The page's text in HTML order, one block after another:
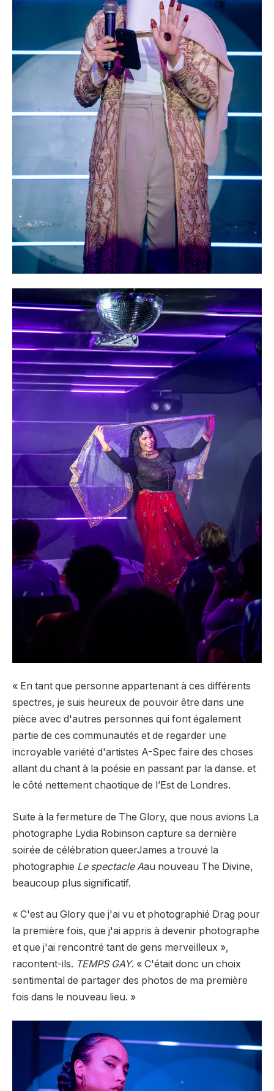
« En tant que personne appartenant à ces différents
spectres, je suis heureux de pouvoir être dans une
pièce avec d'autres personnes qui font également
partie de ces communautés et de regarder une
incroyable variété d'artistes A-Spec faire des choses
allant du chant à la poésie en passant par la danse. et
le côté nettement chaotique de l’Est de Londres.
Suite à la fermeture de The Glory, que nous avions La
photographe Lydia Robinson capture sa dernière
soirée de célébration queerJames a trouvé la
photographie Le spectacle Aau nouveau The Divine,
beaucoup plus significatif.
« C'est au Glory que j'ai vu et photographié Drag pour
la première fois, que j'ai appris à devenir photographe
et que j'ai rencontré tant de gens merveilleux »,
racontent-ils. TEMPS GAY. « C'était donc un choix
sentimental de partager des photos de ma première
fois dans le nouveau lieu. »